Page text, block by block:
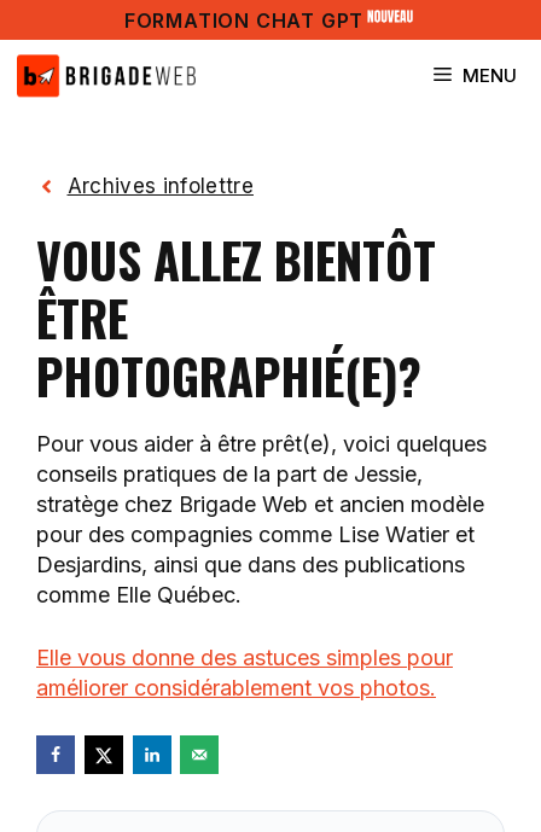
au
contenu
FORMATION CHAT GPT
MENU
Archives infolettre
VOUS ALLEZ BIENTÔT
ÊTRE
PHOTOGRAPHIÉ(E)?
Pour vous aider à être prêt(e), voici quelques
conseils pratiques de la part de Jessie,
stratège chez Brigade Web et ancien modèle
pour des compagnies comme Lise Watier et
Desjardins, ainsi que dans des publications
comme Elle Québec.
Elle vous donne des astuces simples pour
améliorer considérablement vos photos.